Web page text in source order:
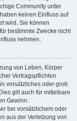
Community unter
keinen Einfluss auf
wird. Sie können
bestimmte Zwecke nicht
nehmen.
von Leben, Körper
Vertragspflichten
vorsätzliches oder grob
gilt auch für mittelbare
Gewinn.
bei vorsätzlichem oder
aus der Verletzung von